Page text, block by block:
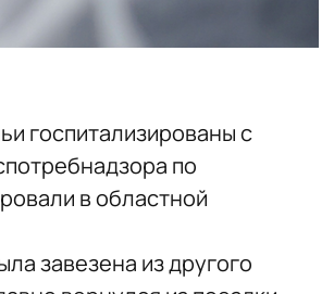
госпитализированы с
по
в областной
завезена из другого